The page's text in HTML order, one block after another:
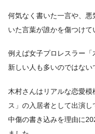
何気なく書いた一言や、
いた言葉が誰かを傷つけて
例えば女子プロレスラー
新しい人も多いのではない
木村さんはリアルな恋愛
ス」の入居者として出演
中傷の書き込みを理由に